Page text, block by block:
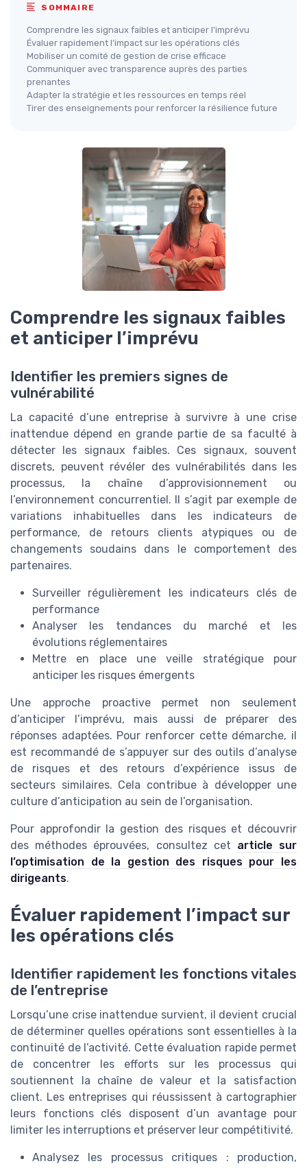
SOMMAIRE
Comprendre les signaux faibles et anticiper l’imprévu
Évaluer rapidement l’impact sur les opérations clés
Mobiliser un comité de gestion de crise efficace
Communiquer avec transparence auprès des parties
prenantes
Adapter la stratégie et les ressources en temps réel
Tirer des enseignements pour renforcer la résilience future
Comprendre les signaux faibles
et anticiper l’imprévu
Identifier les premiers signes de
vulnérabilité
La capacité d’une entreprise à survivre à une crise
inattendue dépend en grande partie de sa faculté à
détecter les signaux faibles. Ces signaux, souvent
discrets, peuvent révéler des vulnérabilités dans les
processus, la chaîne d’approvisionnement ou
l’environnement concurrentiel. Il s’agit par exemple de
variations inhabituelles dans les indicateurs de
performance, de retours clients atypiques ou de
changements soudains dans le comportement des
partenaires.
Surveiller régulièrement les indicateurs clés de
performance
Analyser les tendances du marché et les
évolutions réglementaires
Mettre en place une veille stratégique pour
anticiper les risques émergents
Une approche proactive permet non seulement
d’anticiper l’imprévu, mais aussi de préparer des
réponses adaptées. Pour renforcer cette démarche, il
est recommandé de s’appuyer sur des outils d’analyse
de risques et des retours d’expérience issus de
secteurs similaires. Cela contribue à développer une
culture d’anticipation au sein de l’organisation.
Pour approfondir la gestion des risques et découvrir
des méthodes éprouvées, consultez cet article sur
l’optimisation de la gestion des risques pour les
dirigeants.
Évaluer rapidement l’impact sur
les opérations clés
Identifier rapidement les fonctions vitales
de l’entreprise
Lorsqu’une crise inattendue survient, il devient crucial
de déterminer quelles opérations sont essentielles à la
continuité de l’activité. Cette évaluation rapide permet
de concentrer les efforts sur les processus qui
soutiennent la chaîne de valeur et la satisfaction
client. Les entreprises qui réussissent à cartographier
leurs fonctions clés disposent d’un avantage pour
limiter les interruptions et préserver leur compétitivité.
Analysez les processus critiques : production,